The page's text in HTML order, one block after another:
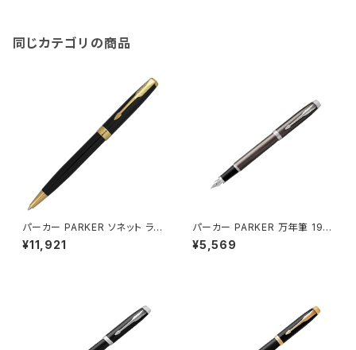
同じカテゴリの商品
パーカー PARKER ソネット ラッ
クブラックＧＴ BP ボールペン 1
950784 ブラック
¥11,921
パーカー PARKER 万年筆 197
5603 アイエム IM コアライン
The Core Line ダークエスプ
¥5,569